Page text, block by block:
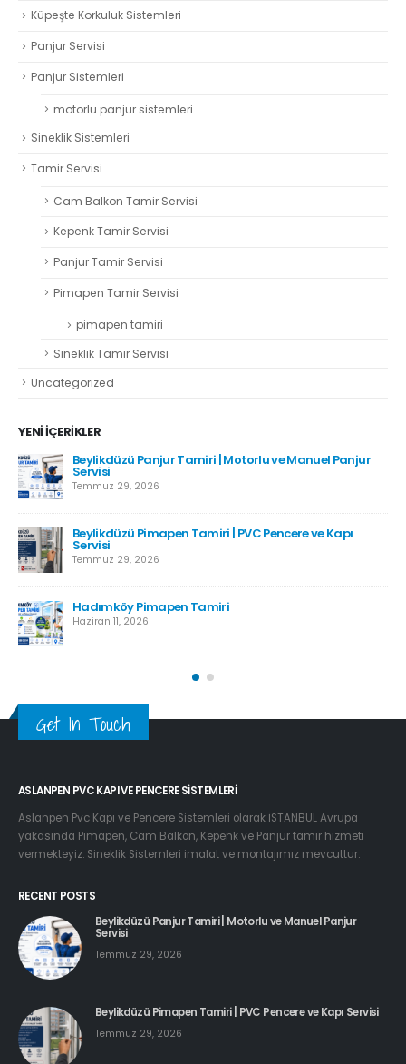
Küpeşte Korkuluk Sistemleri
Panjur Servisi
Panjur Sistemleri
motorlu panjur sistemleri
Sineklik Sistemleri
Tamir Servisi
Cam Balkon Tamir Servisi
Kepenk Tamir Servisi
Panjur Tamir Servisi
Pimapen Tamir Servisi
pimapen tamiri
Sineklik Tamir Servisi
Uncategorized
YENI İÇERIKLER
Beylikdüzü Panjur Tamiri | Motorlu ve Manuel Panjur
Servisi
Temmuz 29, 2026
Beylikdüzü Pimapen Tamiri | PVC Pencere ve Kapı
Servisi
Temmuz 29, 2026
Hadımköy Pimapen Tamiri
Haziran 11, 2026
Get In Touch
ASLANPEN PVC KAPI VE PENCERE SISTEMLERI
Aslanpen Pvc Kapı ve Pencere Sistemleri olarak İSTANBUL Avrupa
yakasında Pimapen, Cam Balkon, Kepenk ve Panjur tamir hizmeti
vermekteyiz. Sineklik Sistemleri imalat ve montajımız mevcuttur.
RECENT POSTS
Beylikdüzü Panjur Tamiri | Motorlu ve Manuel Panjur
Servisi
Temmuz 29, 2026
Beylikdüzü Pimapen Tamiri | PVC Pencere ve Kapı Servisi
Temmuz 29, 2026